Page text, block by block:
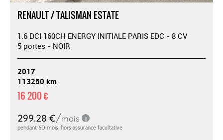
RENAULT / TALISMAN ESTATE
1.6 DCI 160CH ENERGY INITIALE PARIS EDC - 8 CV
5 portes - NOIR
2017
113250 km
16 200 €